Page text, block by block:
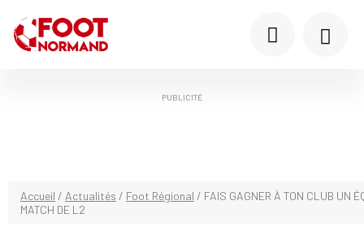
PUBLICITÉ
Accueil / Actualités / Foot Régional / FAIS GAGNER À TON CLUB UN
MATCH DE L2